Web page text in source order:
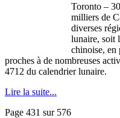
Toronto – 30
milliers de
diverses
lunaire, soit
chinoise, en
proches à de nombreuses
4712 du calendrier lunaire.
Lire la suite...
Page 431 sur 576